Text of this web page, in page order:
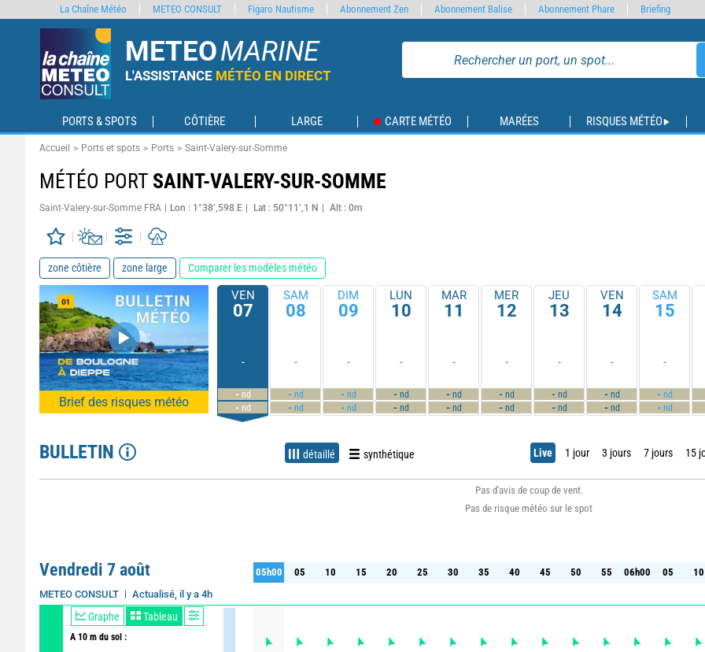
METEOMARINE
L'ASSISTANCE MÉTÉO EN DIRECT
PORTS & SPOTS CÔTIÈRE LARGE CARTE MÉTÉO MARÉES RISQUES MÉTÉO
Accueil Ports et spots Ports Saint-Valery-sur-Somme
MÉTÉO PORT SAINT-VALERY-SUR-SOMME
Saint-Valery-sur-Somme FRA Lon : 1°38’,598 E Lat : 50°11’,1 N Alt : 0m
zone côtière zone large Comparer les modèles météo
Brief des risques météo
VEN
07
-
- nd
- nd
SAM
08
-
- nd
- nd
DIM
09
-
- nd
- nd
LUN
10
-
-nd
-nd
MAR
11
-
-nd
-nd
MER
12
-
-nd
-nd
JEU
13
-
-nd
-nd
VEN
14
-
-nd
-nd
SAM
15
-
- nd
- nd
BULLETIN détaillé synthétique Live 1 jour 3 jours 7 jours 15
Pas d'avis de coup de vent.
Pas de risque météo sur le spot
Vendredi 7 août
METEO CONSULT Actualisé, il y a 4h
Graphe Tableau
A 10 m du sol :
05h00 05 10 15 20 25 30 35 40 45 50 55 06h00 05 10
05h00 05 10 15 20 25 30 35 40 45 50 55 06h00 05 10
La Chaîne Météo METEO CONSULT Figaro Nautisme Abonnement Zen Abonnement Balise Abonnement Phare Briefing